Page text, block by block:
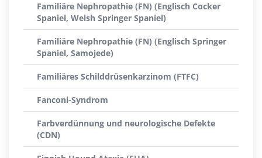
Familiäre Nephropathie (FN) (Englisch Cocker
Spaniel, Welsh Springer Spaniel)
Familiäre Nephropathie (FN) (Englisch Springer
Spaniel, Samojede)
Familiäres Schilddrüsenkarzinom (FTFC)
Fanconi-Syndrom
Farbverdünnung und neurologische Defekte
(CDN)